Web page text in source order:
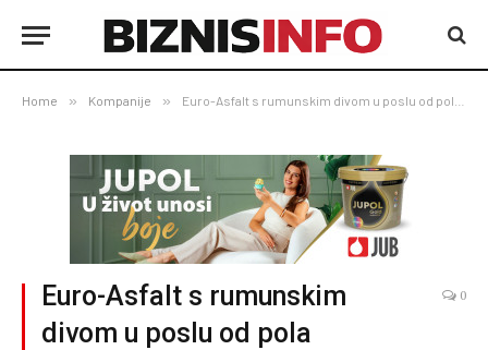
Home » Kompanije » Euro-Asfalt s rumunskim divom u poslu od pola milijarde eura
Euro-Asfalt s rumunskim
divom u poslu od pola
0